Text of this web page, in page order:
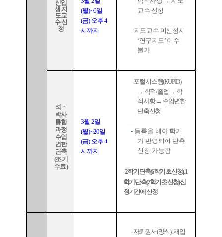
신입
생 지
도교
수 신
청
(월)~6일
(금) 오후4
시까지
교수 신청
- 지도교수 미신청시
‘연구지도’ 이수
불가
석ㆍ
박사
통합
과정
수업
연한
단축
(조기
수료)
3월 2일
(월)~20일
(금) 오후4
시까지
- 포털시스템(KUPID)
→ 학적/졸업 → 학
적사항→ 수업년한
단축신청
- 등록을 해야 학기
가 반영되어 단축
신청 가능함
- 2학기 단축(6학기 초 신청), 1
학기 단축(7학기 초 신청)신
청기간에 신청
- 자퇴원서(양식),재입